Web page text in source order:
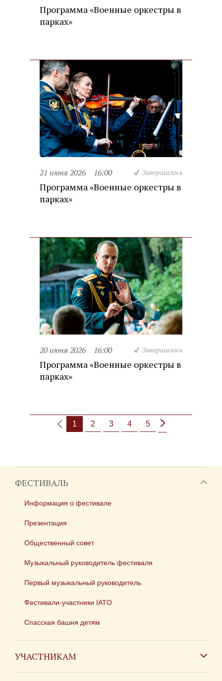
Программа «Военные оркестры в
парках»
21 июня 2026 16:00 Завершилось
Программа «Военные оркестры в
парках»
20 июня 2026 16:00 Завершилось
Программа «Военные оркестры в
парках»
1 2 3 4 5
ФЕСТИВАЛЬ
Информация о фестивале
Презентация
Общественный совет
Музыкальный руководитель фестиваля
Первый музыкальный руководитель
Фестивали-участники IATO
Спасская башня детям
УЧАСТНИКАМ